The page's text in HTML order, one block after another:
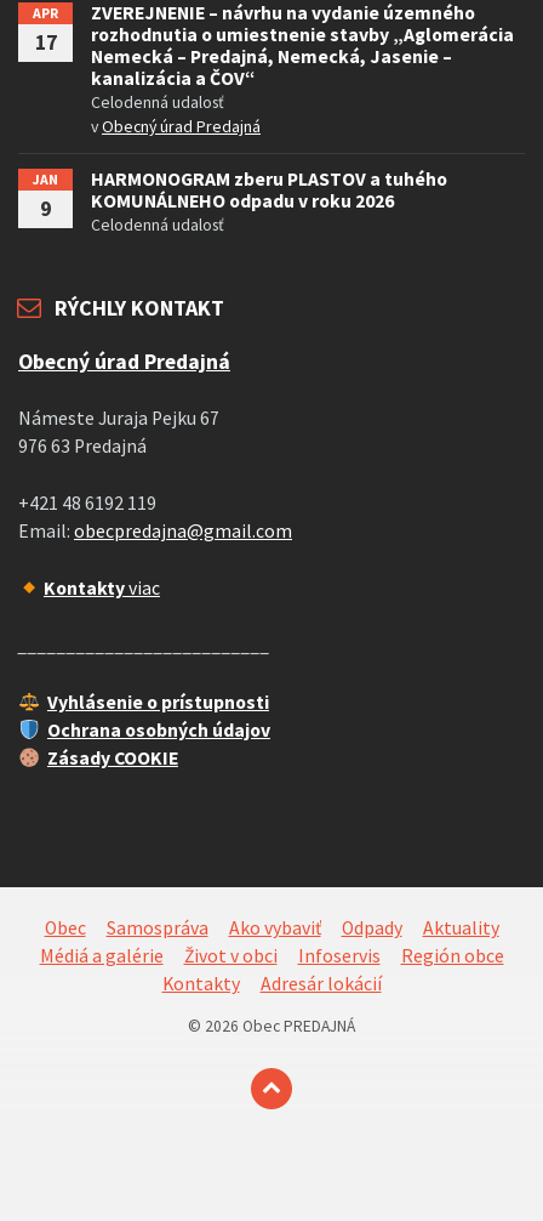
APR
17
ZVEREJNENIE – návrhu na vydanie územného
rozhodnutia o umiestnenie stavby „Aglomerácia
Nemecká – Predajná, Nemecká, Jasenie –
kanalizácia a ČOV“
Celodenná udalosť
vObecný úrad Predajná
JAN
9
HARMONOGRAM zberu PLASTOV a tuhého
KOMUNÁLNEHO odpadu v roku 2026
Celodenná udalosť
RÝCHLY KONTAKT
Obecný úrad Predajná
Námeste Juraja Pejku 67
976 63 Predajná
+421 48 6192 119
Email: obecpredajna@gmail.com
Kontaktyviac
Vyhlásenie o prístupnosti
Ochrana osobných údajov
Zásady COOKIE
Obec Samospráva Ako vybaviť Odpady
Aktuality
Médiá a galérie
Život v obci Infoservis
Región obce
Kontakty
Adresár lokácií
© 2026 Obec PREDAJNÁ